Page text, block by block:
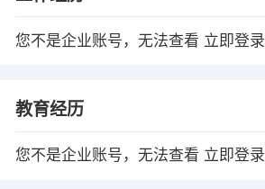
您不是企业账号，无法查看 立即登录
教育经历
您不是企业账号，无法查看 立即登录